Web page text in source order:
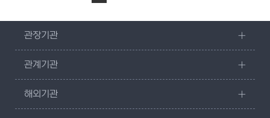
관장기관
관계기관
해외기관